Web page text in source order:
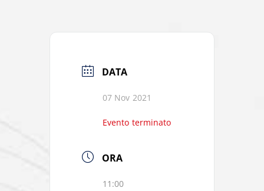
DATA
07 Nov 2021
Evento terminato
ORA
11:00